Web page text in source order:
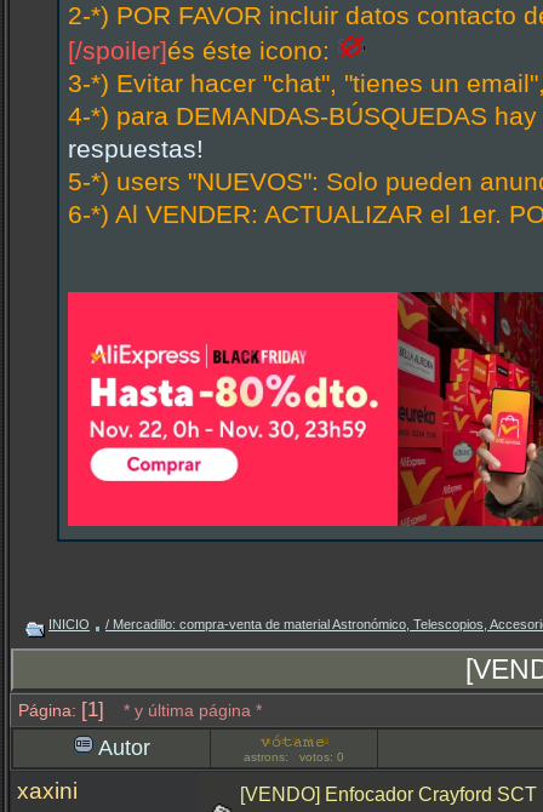
2-*) POR FAVOR incluir datos contacto
[/spoiler]és éste icono:
3-*) Evitar hacer "chat", "tienes un
4-*) para DEMANDAS-BÚSQUEDAS
respuestas!
5-*) users "NUEVOS": Solo pueden
6-*) Al VENDER: ACTUALIZAR el 1er.
INICIO / Mercadillo: compra-venta de material Astronómico, Telescopios,
Página: [1] * y última página *
Autor astrons: votos: 0
xaxini [VENDO] Enfocador Crayford SCT